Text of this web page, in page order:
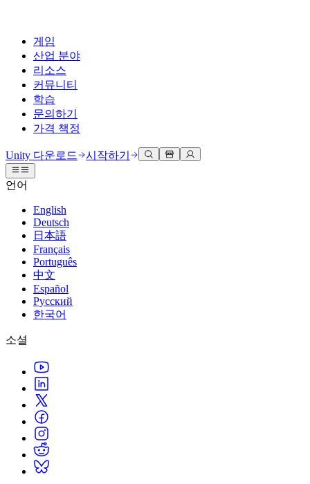
게임
산업 분야
리소스
커뮤니티
학습
문의하기
가격 책정
Unity 엔진
모든 플랫폼 위한 2D 및 3D 게임 제작
협업
팀과 함께 신속한 협업과 반복 작업을 수행하세요.
Unity 다운로드
플랜 및 가격
배포
Unity가 지원하는 25개 이상의 플랫폼을 살펴보세요.
LiveOps
출시 후 인사이트를 확인하고 라이브 게임을 운영하세요.
성장
사용자 확보
모바일 사용자를 검색하고 Acquire
3D 협업
실시간 3D 프로젝트 빌드 및 검토
몰입형 교육
몰입도 높은 환경 제작
고객 경험
인터랙티브 3D 경험 제작
산업 분야
운영 우수성 확보
리테일
상점 경험을 온라인 경험으로 전환
자동차
혁신을 가속화하고 차량 내 경험을 향상시키세요.
모든 산업 보기
기술 자료
공식 유저. '광고 지면'의 타겟 고객 매뉴얼 및 API 레퍼런스
개발자 툴
릴리스 버전 및 이슈 트래커
로드맵
예정된 기능 검토
기술 용어 라이브러리
활용 사례
실제 성공 사례
베스트 프랙티스 가이드
전문가 팁
데모
토론
토론, 문제 해결, 소통
이벤트
글로벌 이벤트 및 현지 이벤트
커뮤니티 사례
Made with Unity
Unity 크리에이터 소개
Livestreams
Unity Awards
전 세계 Unity 크리에이터 축하
Unity Learn
무료로 Unity 기술 마스터
전문 교육
Unity 강사와 함께 팀의 역량을 강화하세요
Unity 처음 사용하시나요
시작하기
학습 시작하기
Unity 사용이 처음이신가요? 여정 시작하기
사용법 가이드
실용적인 팁 및 베스트 프랙티스
교육
학생용
커리어 시작하기
도움 받기
성공을 위한 Unity
Success 플랜
전문가 지원을 통해 더 빠르게 목표 도달률 달성
일반적인 질문에 대한 답변
문의하기
Unity 다운로드 시작하기
언어
English
Deutsch
日本語
Français
Português
中文
Español
Русский
한국어
소셜